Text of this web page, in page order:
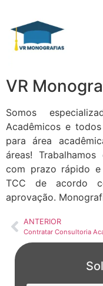
VR
Somos
Acadêmicos e
para área
áreas!
com prazo rápido
TCC de acordo
aprovação.
ANTERIOR